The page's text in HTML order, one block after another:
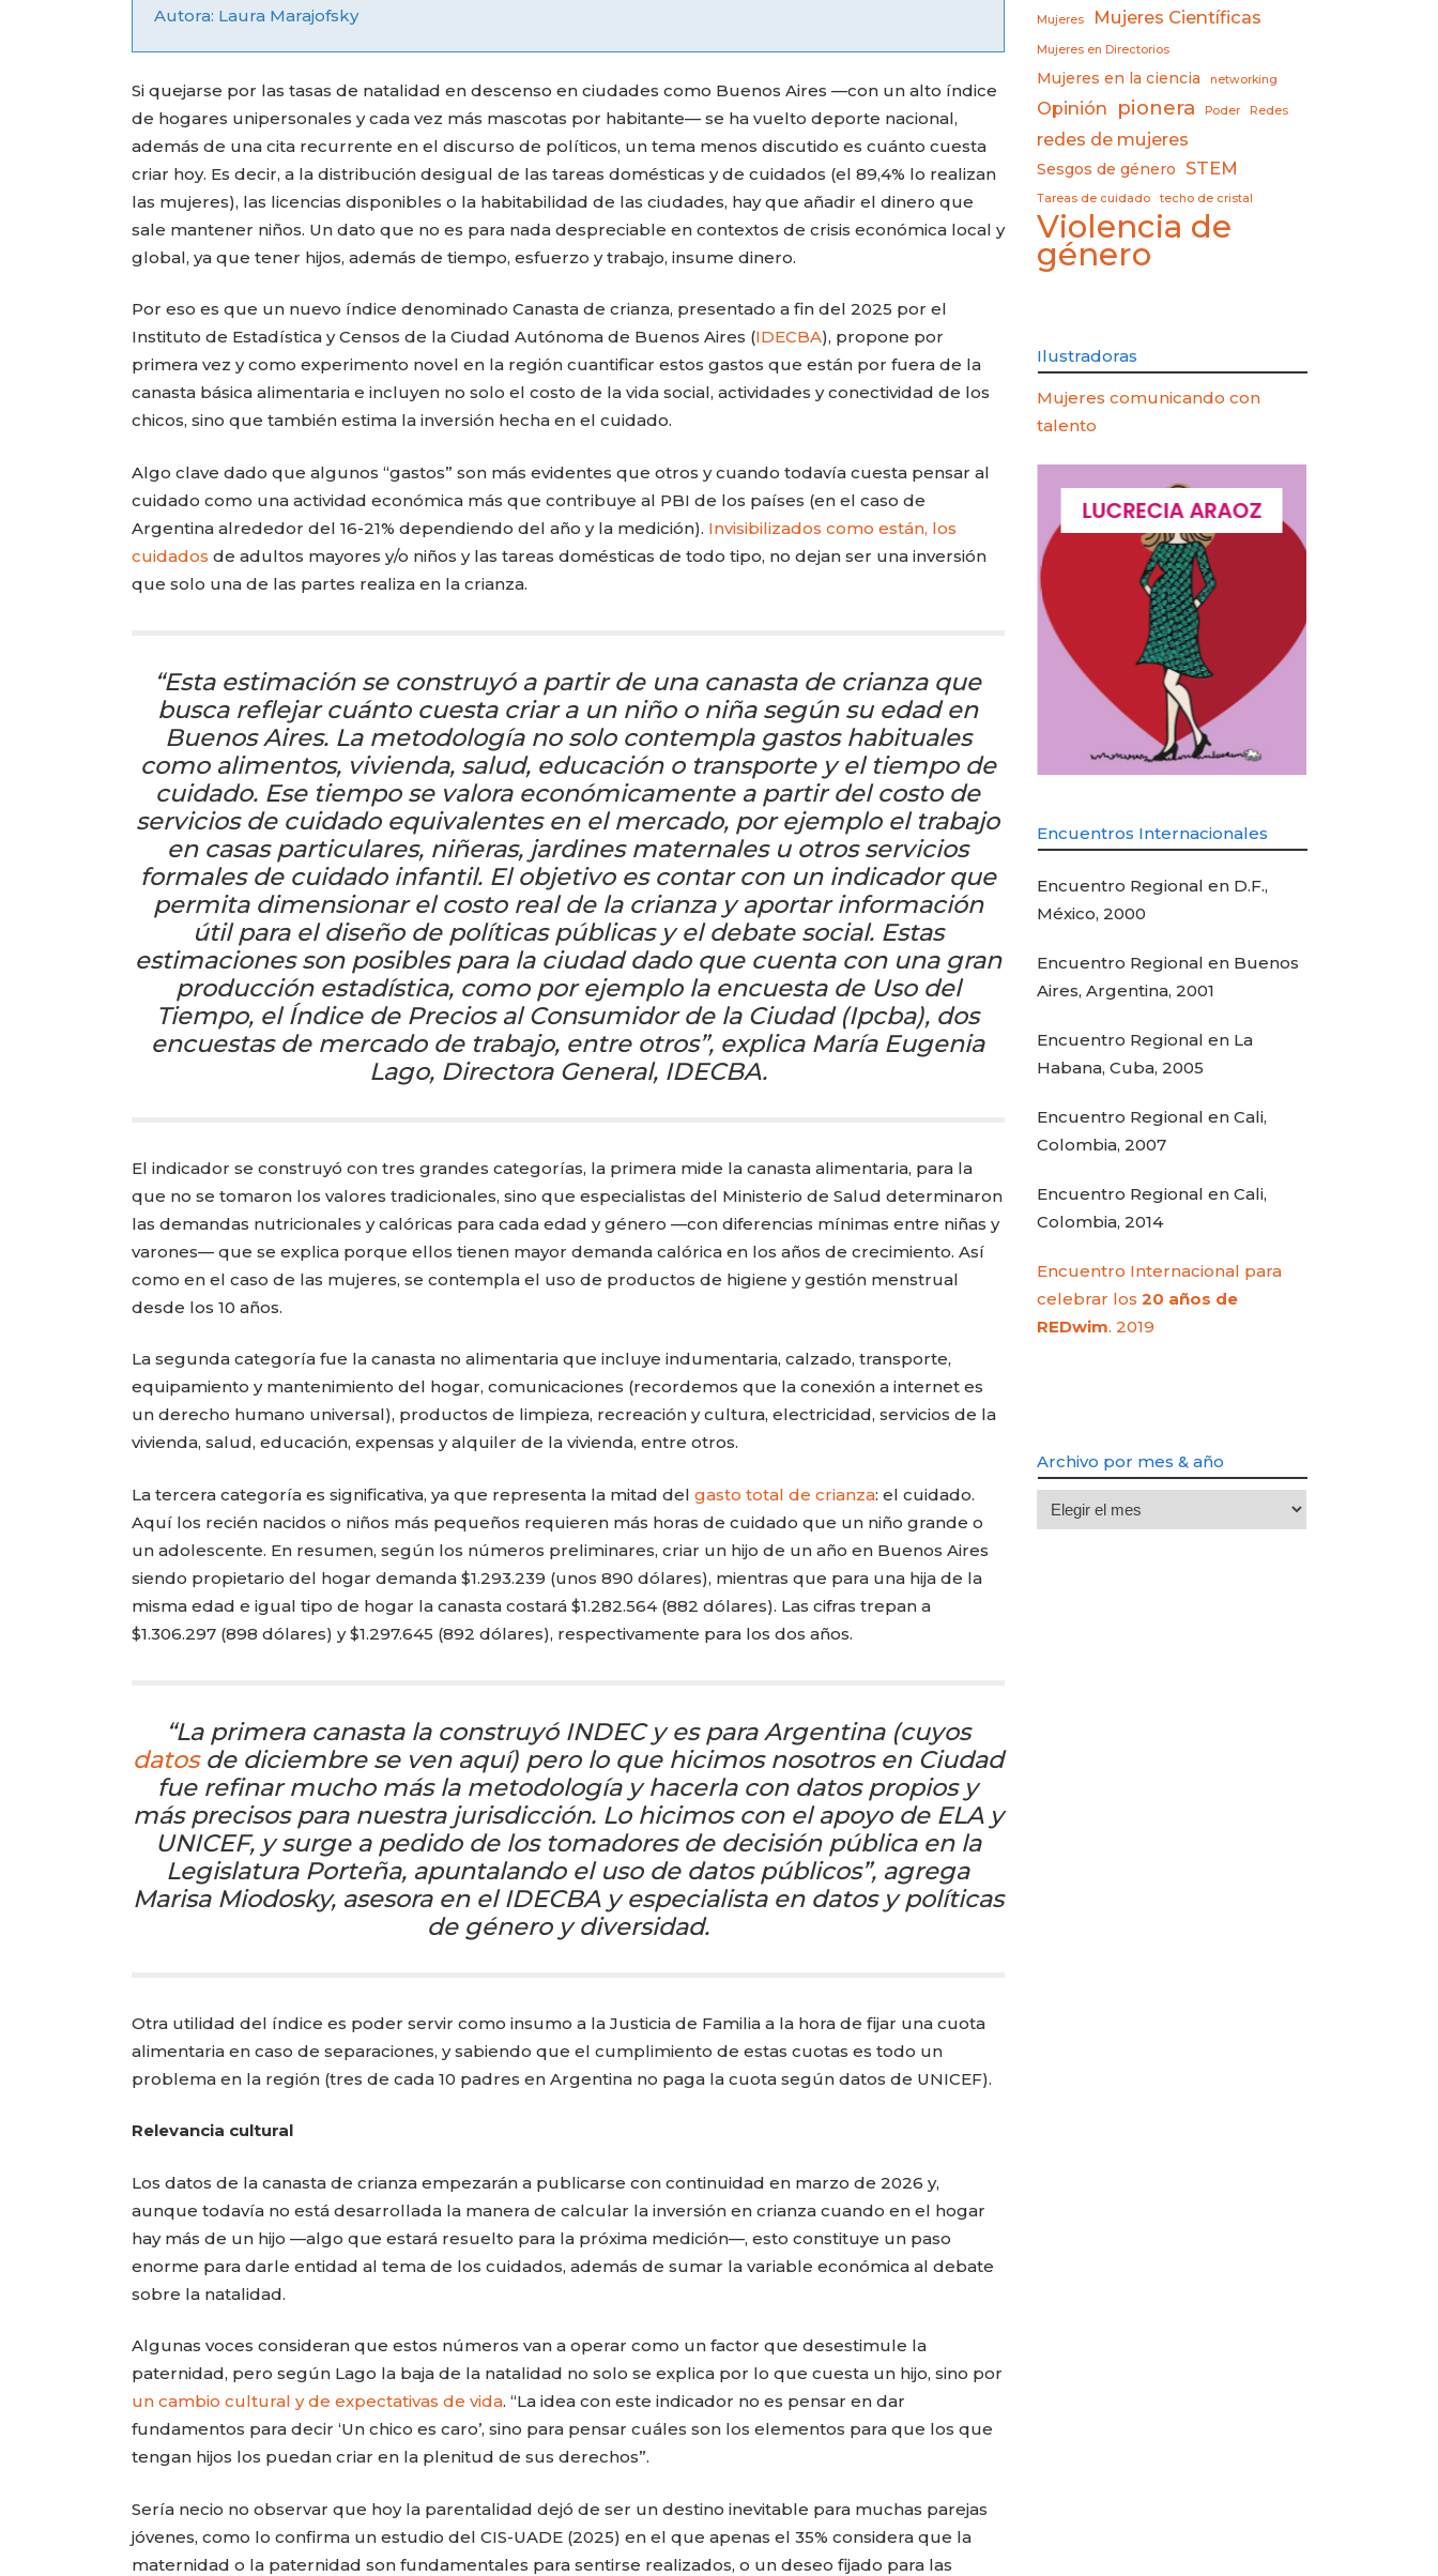
Autora: Laura Marajofsky
Si quejarse por las tasas de natalidad en descenso en ciudades como Buenos Aires —con un alto índice
de hogares unipersonales y cada vez más mascotas por habitante— se ha vuelto deporte nacional,
además de una cita recurrente en el discurso de políticos, un tema menos discutido es cuánto cuesta
criar hoy. Es decir, a la distribución desigual de las tareas domésticas y de cuidados (el 89,4% lo realizan
las mujeres), las licencias disponibles o la habitabilidad de las ciudades, hay que añadir el dinero que
sale mantener niños. Un dato que no es para nada despreciable en contextos de crisis económica local y
global, ya que tener hijos, además de tiempo, esfuerzo y trabajo, insume dinero.
Por eso es que un nuevo índice denominado Canasta de crianza, presentado a fin del 2025 por el
Instituto de Estadística y Censos de la Ciudad Autónoma de Buenos Aires (IDECBA), propone por
primera vez y como experimento novel en la región cuantificar estos gastos que están por fuera de la
canasta básica alimentaria e incluyen no solo el costo de la vida social, actividades y conectividad de los
chicos, sino que también estima la inversión hecha en el cuidado.
Algo clave dado que algunos “gastos” son más evidentes que otros y cuando todavía cuesta pensar al
cuidado como una actividad económica más que contribuye al PBI de los países (en el caso de
Argentina alrededor del 16-21% dependiendo del año y la medición). Invisibilizados como están, los
cuidados de adultos mayores y/o niños y las tareas domésticas de todo tipo, no dejan ser una inversión
que solo una de las partes realiza en la crianza.
“Esta estimación se construyó a partir de una canasta de crianza que
busca reflejar cuánto cuesta criar a un niño o niña según su edad en
Buenos Aires. La metodología no solo contempla gastos habituales
como alimentos, vivienda, salud, educación o transporte y el tiempo de
cuidado. Ese tiempo se valora económicamente a partir del costo de
servicios de cuidado equivalentes en el mercado, por ejemplo el trabajo
en casas particulares, niñeras, jardines maternales u otros servicios
formales de cuidado infantil. El objetivo es contar con un indicador que
permita dimensionar el costo real de la crianza y aportar información
útil para el diseño de políticas públicas y el debate social. Estas
estimaciones son posibles para la ciudad dado que cuenta con una gran
producción estadística, como por ejemplo la encuesta de Uso del
Tiempo, el Índice de Precios al Consumidor de la Ciudad (Ipcba), dos
encuestas de mercado de trabajo, entre otros”, explica María Eugenia
Lago, Directora General, IDECBA.
El indicador se construyó con tres grandes categorías, la primera mide la canasta alimentaria, para la
que no se tomaron los valores tradicionales, sino que especialistas del Ministerio de Salud determinaron
las demandas nutricionales y calóricas para cada edad y género —con diferencias mínimas entre niñas y
varones— que se explica porque ellos tienen mayor demanda calórica en los años de crecimiento. Así
como en el caso de las mujeres, se contempla el uso de productos de higiene y gestión menstrual
desde los 10 años.
La segunda categoría fue la canasta no alimentaria que incluye indumentaria, calzado, transporte,
equipamiento y mantenimiento del hogar, comunicaciones (recordemos que la conexión a internet es
un derecho humano universal), productos de limpieza, recreación y cultura, electricidad, servicios de la
vivienda, salud, educación, expensas y alquiler de la vivienda, entre otros.
La tercera categoría es significativa, ya que representa la mitad del gasto total de crianza: el cuidado.
Aquí los recién nacidos o niños más pequeños requieren más horas de cuidado que un niño grande o
un adolescente. En resumen, según los números preliminares, criar un hijo de un año en Buenos Aires
siendo propietario del hogar demanda $1.293.239 (unos 890 dólares), mientras que para una hija de la
misma edad e igual tipo de hogar la canasta costará $1.282.564 (882 dólares). Las cifras trepan a
$1.306.297 (898 dólares) y $1.297.645 (892 dólares), respectivamente para los dos años.
“La primera canasta la construyó INDEC y es para Argentina (cuyos
datosde diciembre se ven aquí) pero lo que hicimos nosotros en Ciudad
fue refinar mucho más la metodología y hacerla con datos propios y
más precisos para nuestra jurisdicción. Lo hicimos con el apoyo de ELA y
UNICEF, y surge a pedido de los tomadores de decisión pública en la
Legislatura Porteña, apuntalando el uso de datos públicos”, agrega
Marisa Miodosky, asesora en el IDECBA y especialista en datos y políticas
de género y diversidad.
Otra utilidad del índice es poder servir como insumo a la Justicia de Familia a la hora de fijar una cuota
alimentaria en caso de separaciones, y sabiendo que el cumplimiento de estas cuotas es todo un
problema en la región (tres de cada 10 padres en Argentina no paga la cuota según datos de UNICEF).
Relevancia cultural
Los datos de la canasta de crianza empezarán a publicarse con continuidad en marzo de 2026 y,
aunque todavía no está desarrollada la manera de calcular la inversión en crianza cuando en el hogar
hay más de un hijo —algo que estará resuelto para la próxima medición—, esto constituye un paso
enorme para darle entidad al tema de los cuidados, además de sumar la variable económica al debate
sobre la natalidad.
Algunas voces consideran que estos números van a operar como un factor que desestimule la
paternidad, pero según Lago la baja de la natalidad no solo se explica por lo que cuesta un hijo, sino por
un cambio cultural y de expectativas de vida. “La idea con este indicador no es pensar en dar
fundamentos para decir ‘Un chico es caro’, sino para pensar cuáles son los elementos para que los que
tengan hijos los puedan criar en la plenitud de sus derechos”.
Sería necio no observar que hoy la parentalidad dejó de ser un destino inevitable para muchas parejas
jóvenes, como lo confirma un estudio del CIS-UADE (2025) en el que apenas el 35% considera que la
maternidad o la paternidad son fundamentales para sentirse realizados, o un deseo fijado para las
Mujeres Mujeres Científicas
Mujeres en Directorios
Mujeres en la ciencia networking
Opinión pionera Poder Redes
redes de mujeres
Sesgos de género STEM
Tareas de cuidado techo de cristal
Violencia de
género
Ilustradoras
Mujeres comunicando con
talento
CARLA PILLA PATRICIA JACQUES LUCRECIA ARAOZ
Encuentros Internacionales
Encuentro Regional en D.F.,
México, 2000
Encuentro Regional en Buenos
Aires, Argentina, 2001
Encuentro Regional en La
Habana, Cuba, 2005
Encuentro Regional en Cali,
Colombia, 2007
Encuentro Regional en Cali,
Colombia, 2014
Encuentro Internacional para
celebrar los20 años de
REDwim. 2019
Archivo por mes & año
Archivo
por